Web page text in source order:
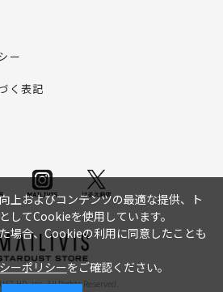
ー
く表記
HD. inc. All Rights Reserved.
上およびコンテンツの最適な提供、ト
してCookieを使用しています。
場合、Cookieの利用に同意したことも
ーポリシーをご確認ください。